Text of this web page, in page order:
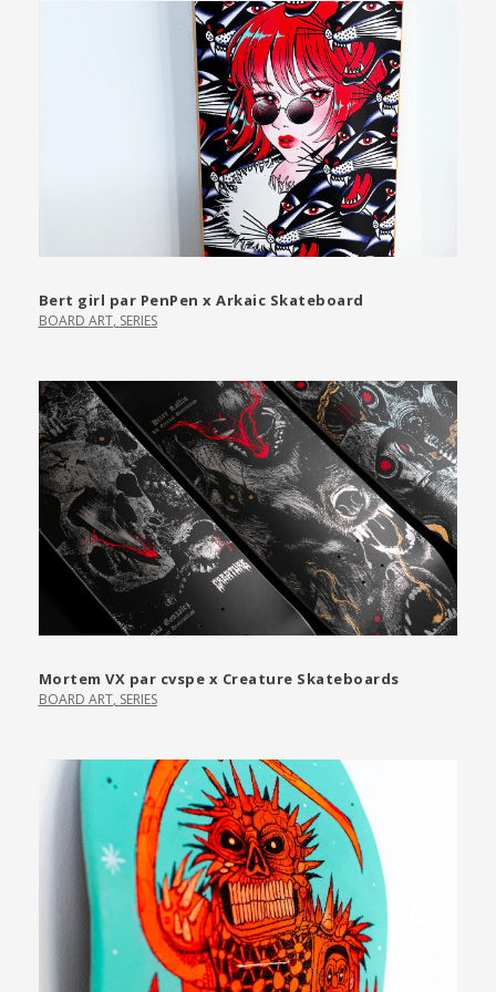
Bert girl par PenPen x Arkaic Skateboard
BOARD ART, SERIES
Mortem VX par cvspe x Creature Skateboards
BOARD ART, SERIES